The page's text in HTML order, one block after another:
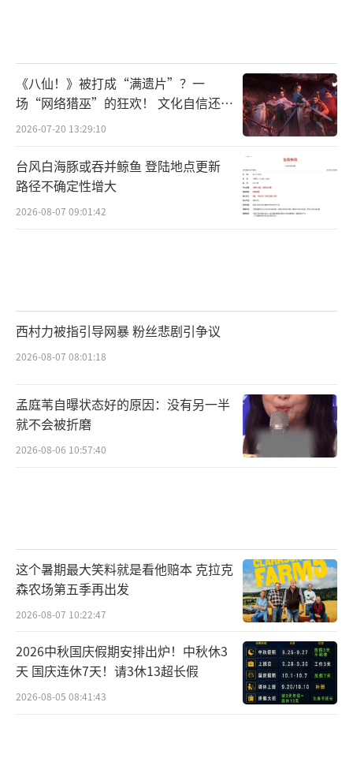
《八仙！》被打成“满遗片”？一
场“网络猎巫”的狂欢！ 文化自信还是
焦虑？
2026-07-20 13:29:10
台风白海豚或吞并鲸鱼 登陆地点更新
路径不确定性增大
2026-08-07 09:01:42
西村力被指引导网暴 粉丝悲剧引争议
2026-08-07 08:01:18
孟庭苇自曝状态好的原因：没有另一半
就不会被折磨
2026-08-06 10:57:40
这个暑期最大笑料就是看他赔本 克拉克
森农场第五季再出发
2026-08-07 10:22:47
2026中秋国庆假期安排出炉！中秋休3
天 国庆连休7天！请3休13超长假
2026-08-05 08:41:43